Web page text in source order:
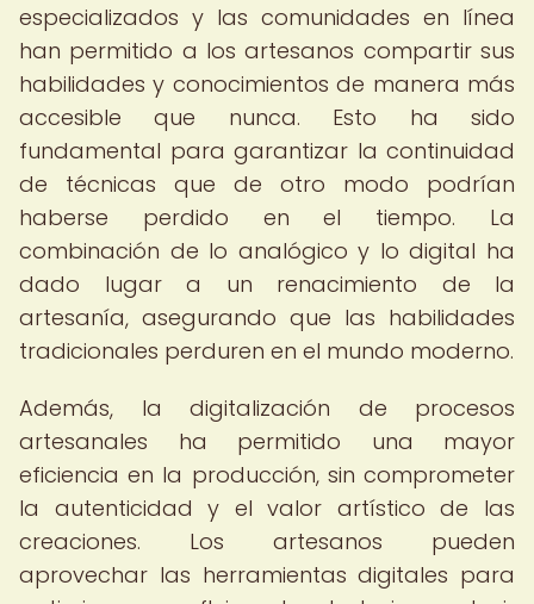
especializados y las comunidades en línea
han permitido a los artesanos compartir sus
habilidades y conocimientos de manera más
accesible que nunca. Esto ha sido
fundamental para garantizar la continuidad
de técnicas que de otro modo podrían
haberse perdido en el tiempo. La
combinación de lo analógico y lo digital ha
dado lugar a un renacimiento de la
artesanía, asegurando que las habilidades
tradicionales perduren en el mundo moderno.
Además, la digitalización de procesos
artesanales ha permitido una mayor
eficiencia en la producción, sin comprometer
la autenticidad y el valor artístico de las
creaciones. Los artesanos pueden
aprovechar las herramientas digitales para